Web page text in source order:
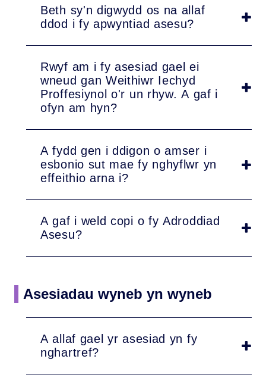
Beth sy'n digwydd os na allaf
ddod i fy apwyntiad asesu?
Rwyf am i fy asesiad gael ei
wneud gan Weithiwr Iechyd
Proffesiynol o'r un rhyw. A gaf i
ofyn am hyn?
A fydd gen i ddigon o amser i
esbonio sut mae fy nghyflwr yn
effeithio arna i?
A gaf i weld copi o fy Adroddiad
Asesu?
Asesiadau wyneb yn wyneb
A allaf gael yr asesiad yn fy
nghartref?